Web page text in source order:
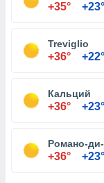
+35° +23°
Treviglio
+36° +22°
Кальций
+36° +23°
Романо-
+36° +23°